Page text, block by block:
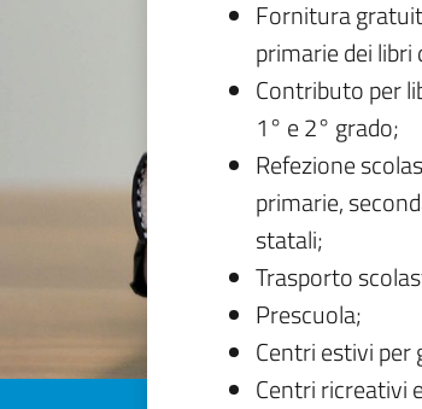
Fornitura
primarie dei libri
Contributo per
1° e 2° grado;
Refezione
primarie,
statali;
Trasporto
Prescuola;
Centri estivi per
Centri ricreativi